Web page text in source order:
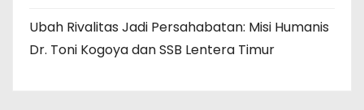
Ubah Rivalitas Jadi Persahabatan: Misi Humanis
Dr. Toni Kogoya dan SSB Lentera Timur